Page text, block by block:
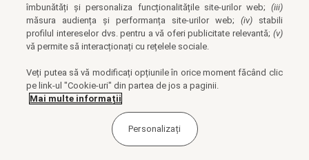
îmbunătăți și personaliza funcționalitățile site-urilor web; (iii)
măsura audiența și performanța site-urilor web; (iv)stabili
profilul intereselor dvs. pentru a vă oferi publicitate relevantă; (v)
vă permite să interacționați cu rețelele sociale.
Veți putea să vă modificați opțiunile în orice moment făcând clic
pe link-ul "Cookie-uri" din partea de jos a paginii.
Mai multe informații
Personalizați